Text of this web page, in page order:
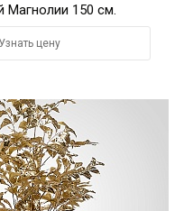
Магнолии 150 см.
Узнать цену